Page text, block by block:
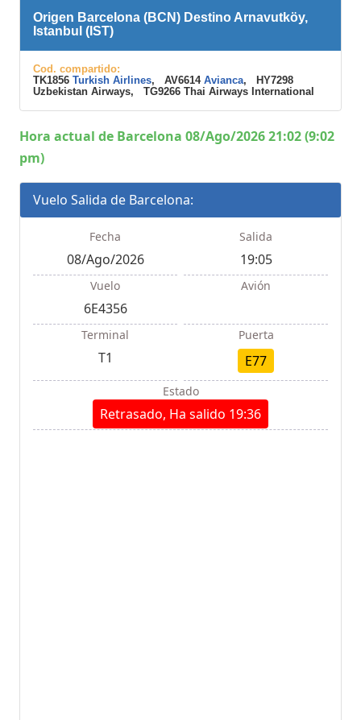
Origen Barcelona (BCN) Destino Arnavutköy,
Istanbul (IST)
Cod. compartido:
TK1856 Turkish Airlines, AV6614 Avianca, HY7298
Uzbekistan Airways, TG9266 Thai Airways International
Hora actual de Barcelona 08/Ago/2026 21:02 (9:02
pm)
Vuelo Salida de Barcelona:
Fecha
08/Ago/2026
Salida
19:05
Vuelo
6E4356
Avión
Terminal
T1
Puerta
E77
Estado
Retrasado, Ha salido 19:36